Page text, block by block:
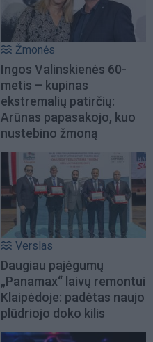
Žmonės
Ingos Valinskienės 60-
metis – kupinas
ekstremalių patirčių:
Arūnas papasakojo, kuo
nustebino žmoną
Verslas
Daugiau pajėgumų
„Panamax“ laivų remontui
Klaipėdoje: padėtas naujo
plūdriojo doko kilis